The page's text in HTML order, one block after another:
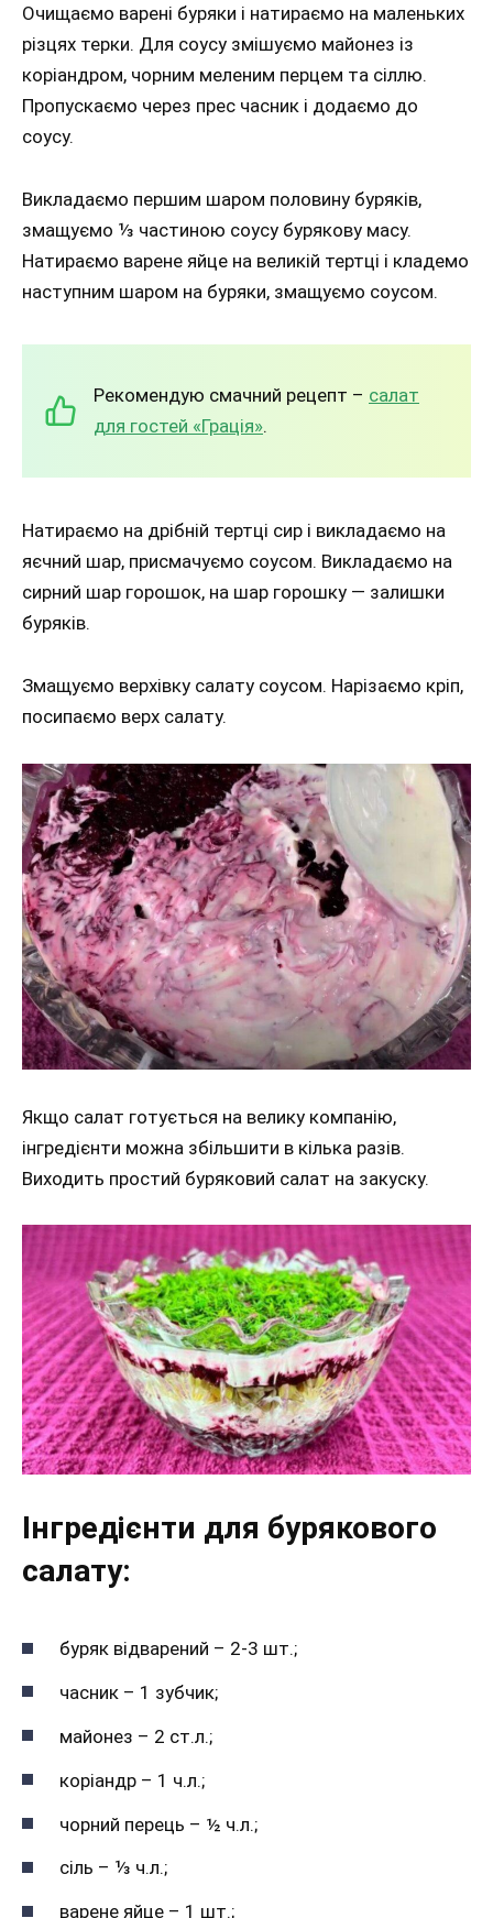
Очищаємо варені буряки і натираємо на маленьких
різцях терки. Для соусу змішуємо майонез із
коріандром, чорним меленим перцем та сіллю.
Пропускаємо через прес часник і додаємо до
соусу.
Викладаємо першим шаром половину буряків,
змащуємо ⅓ частиною соусу бурякову масу.
Натираємо варене яйце на великій тертці і кладемо
наступним шаром на буряки, змащуємо соусом.
Рекомендую смачний рецепт – салат
для гостей «Грація».
Натираємо на дрібній тертці сир і викладаємо на
яєчний шар, присмачуємо соусом. Викладаємо на
сирний шар горошок, на шар горошку — залишки
буряків.
Змащуємо верхівку салату соусом. Нарізаємо кріп,
посипаємо верх салату.
Якщо салат готується на велику компанію,
інгредієнти можна збільшити в кілька разів.
Виходить простий буряковий салат на закуску.
Інгредієнти для бурякового
салату:
буряк відварений – 2-3 шт.;
часник – 1 зубчик;
майонез – 2 ст.л.;
коріандр – 1 ч.л.;
чорний перець – ½ ч.л.;
сіль – ⅓ ч.л.;
варене яйце – 1 шт.;